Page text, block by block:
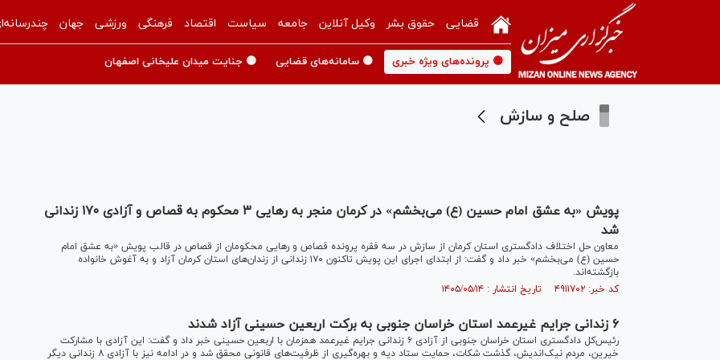
قضایی حقوق بشر وکیل آنلاین جامعه سیاست اقتصاد فرهنگی ورزشی جهان
🟡 پرونده‌های ویژه خبری 🟡 سامانه‌های قضایی 🟡 جنایت میدان علیخانی اصفهان
صلح و سازش
پویش «به عشق امام حسین (ع) می‌بخشم» در کرمان منجر به رهایی ۳ محکوم به قصاص و آزادی ۱۷۰ زندانی
شد
معاون حل اختلاف دادگستری استان کرمان از سازش در سه فقره پرونده قصاص و رهایی محکومان از قصاص در قالب پویش «به عشق امام
حسین (ع) می‌بخشم» خبر داد و گفت: از ابتدای اجرای این پویش تاکنون ۱۷۰ زندانی از زندان‌های استان کرمان آزاد و به آغوش خانواده
بازگشته‌اند.
کد خبر: ۴۹۱۱۷۰۲ تاریخ انتشار : ۱۴۰۵/۰۵/۱۴
۶ زندانی جرایم غیرعمد استان خراسان جنوبی به برکت اربعین حسینی آزاد شدند
رئیس‌کل دادگستری استان خراسان جنوبی از آزادی ۶ زندانی جرایم غیرعمد همزمان با اربعین حسینی خبر داد و گفت: این آزادی با مشارکت
خیرین، مردم نیک‌اندیش، گذشت شکات، حمایت ستاد دیه و بهره‌گیری از ظرفیت‌های قانونی محقق شد و در ادامه نیز با آزادی ۸ زندانی دیگر